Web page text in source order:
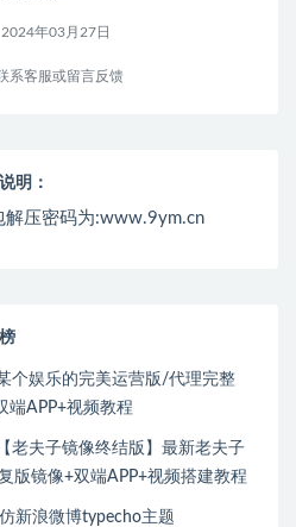
2024年03月27日
系客服或留言反馈
明：
解压密码为:www.9ym.cn
个娱乐的完美运营版/代理完整
端APP+视频教程
老夫子镜像终结版】最新老夫子
版镜像+双端APP+视频搭建教程
新浪微博typecho主题